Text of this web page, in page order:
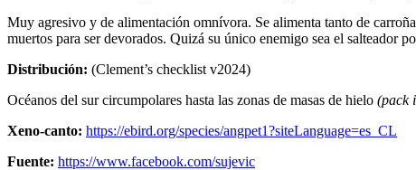
Muy agresivo y de alimentación omnívora. Se alimenta tanto de
muertos para ser devorados. Quizá su único enemigo sea el salteador
Distribución: (Clement’s checklist v2024)
Océanos del sur circumpolares hasta las zonas de masas de hielo (pack
Xeno-canto: https://ebird.org/species/angpet1?siteLanguage=es_CL
Fuente: https://www.facebook.com/sujevic